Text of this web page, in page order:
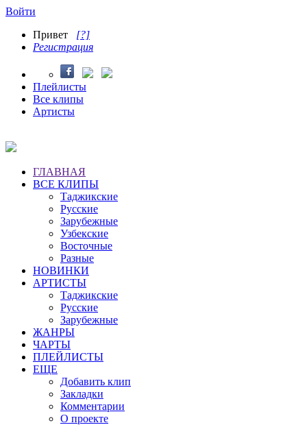
Войти
Привет [?]
Регистрация
Плейлисты
Все клипы
Артисты
ГЛАВНАЯ
ВСЕ КЛИПЫ
Таджикские
Русские
Зарубежные
Узбекские
Восточные
Разные
НОВИНКИ
АРТИСТЫ
Таджикские
Русские
Зарубежные
ЖАНРЫ
ЧАРТЫ
ПЛЕЙЛИСТЫ
ЕЩЕ
Добавить клип
Закладки
Комментарии
О проекте